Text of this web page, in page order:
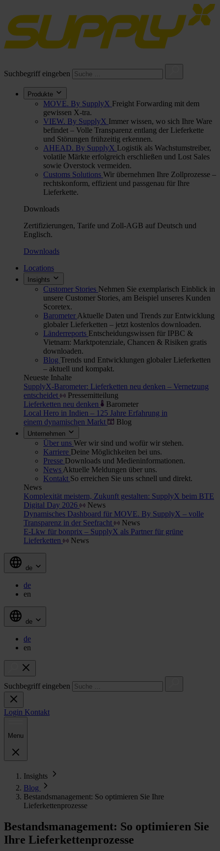
Suchbegriff eingeben
Produkte
MOVE. By SupplyX Freight Forwarding mit dem
gewissen X-tra.
VIEW. By SupplyX Immer wissen, wo sich Ihre Ware
befindet – Volle Transparenz entlang der Lieferkette
und Störungen frühzeitig erkennen.
AHEAD. By SupplyX Logistik als Wachstumstreiber,
volatile Märkte erfolgreich erschließen und Lost Sales
sowie Overstock vermeiden.
Customs Solutions Wir übernehmen Ihre Zollprozesse –
rechtskonform, effizient und passgenau für Ihre
Lieferkette.
Downloads
Zertifizierungen, Tarife und Zoll-AGB auf Deutsch und
Englisch.
Downloads
Locations
Insights
Customer Stories Nehmen Sie exemplarisch Einblick in
unsere Customer Stories, am Beispiel unseres Kunden
Scoretex.
Barometer Aktuelle Daten und Trends zur Entwicklung
globaler Lieferketten – jetzt kostenlos downloaden.
Länderreports Entscheidungswissen für IPBC &
Vietnam: Marktpotenziale, Chancen & Risiken gratis
downloaden.
Blog Trends und Entwicklungen globaler Lieferketten
– aktuell und kompakt.
Neueste Inhalte
SupplyX-Barometer: Lieferketten neu denken – Vernetzung
entscheidet
Pressemitteilung
Lieferketten neu denken
Barometer
Local Hero in Indien – 125 Jahre Erfahrung in
einem dynamischen Markt
Blog
Unternehmen
Über uns Wer wir sind und wofür wir stehen.
Karriere Deine Möglichkeiten bei uns.
Presse Downloads und Medieninformationen.
News Aktuelle Meldungen über uns.
Kontakt So erreichen Sie uns schnell und direkt.
News
Komplexität meistern, Zukunft gestalten: SupplyX beim BTE
Digital Day 2026
News
Dynamisches Dashboard für MOVE. By SupplyX – volle
Transparenz in der Seefracht
News
E-Lkw für bonprix – SupplyX als Partner für grüne
Lieferketten
News
de
de
en
de
de
en
Suchbegriff eingeben
Login Kontakt
Menu
Insights
Blog
Bestandsmanagement: So optimieren Sie Ihre
Lieferkettenprozesse
Bestandsmanagement: So optimieren Sie
Ihre Lieferkettenprozesse